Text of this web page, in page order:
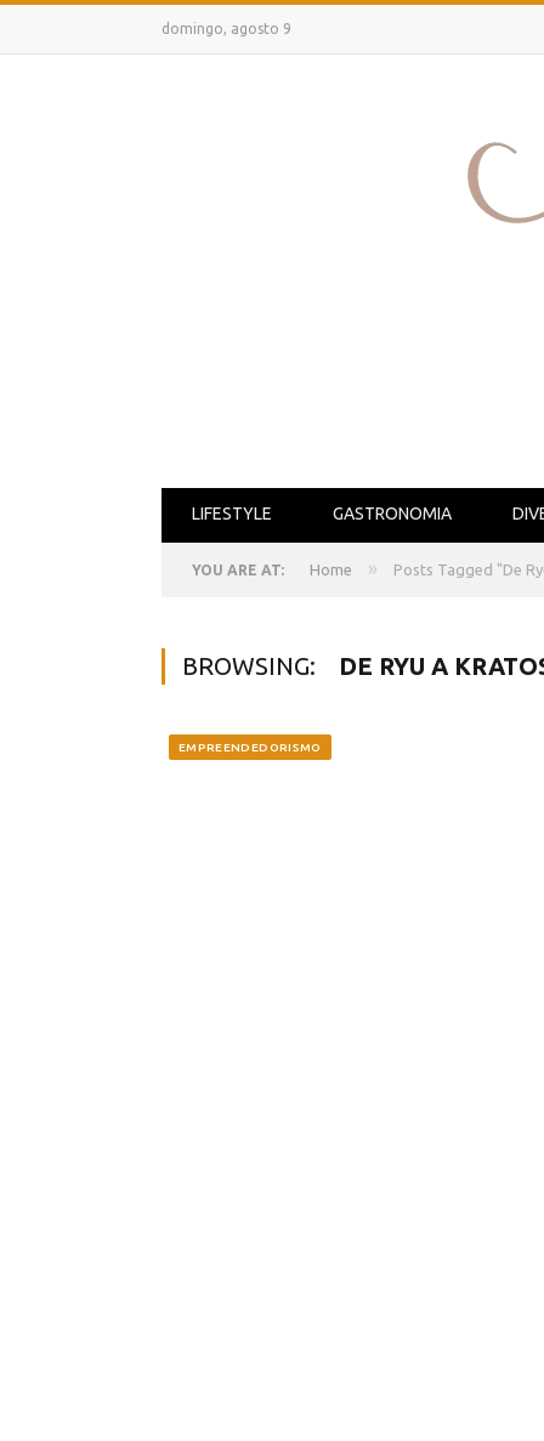
domingo, agosto 9
LIFESTYLE GASTRONOMIA
YOU ARE AT: Home » Posts Tagged "De
BROWSING: DE RYU A
EMPREENDEDORISMO